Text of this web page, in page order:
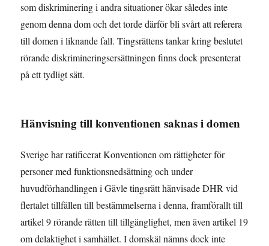
som diskriminering i andra situationer ökar således inte
genom denna dom och det torde därför bli svårt att referera
till domen i liknande fall. Tingsrättens tankar kring beslutet
rörande diskrimineringsersättningen finns dock presenterat
på ett tydligt sätt.
Hänvisning till konventionen saknas i domen
Sverige har ratificerat Konventionen om rättigheter för
personer med funktionsnedsättning och under
huvudförhandlingen i Gävle tingsrätt hänvisade DHR vid
flertalet tillfällen till bestämmelserna i denna, framförallt till
artikel 9 rörande rätten till tillgänglighet, men även artikel 19
om delaktighet i samhället. I domskäl nämns dock inte